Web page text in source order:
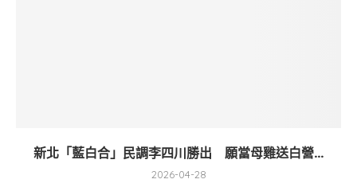
新北「藍白合」民調李四川勝出 願當母雞送白營...
2026-04-28